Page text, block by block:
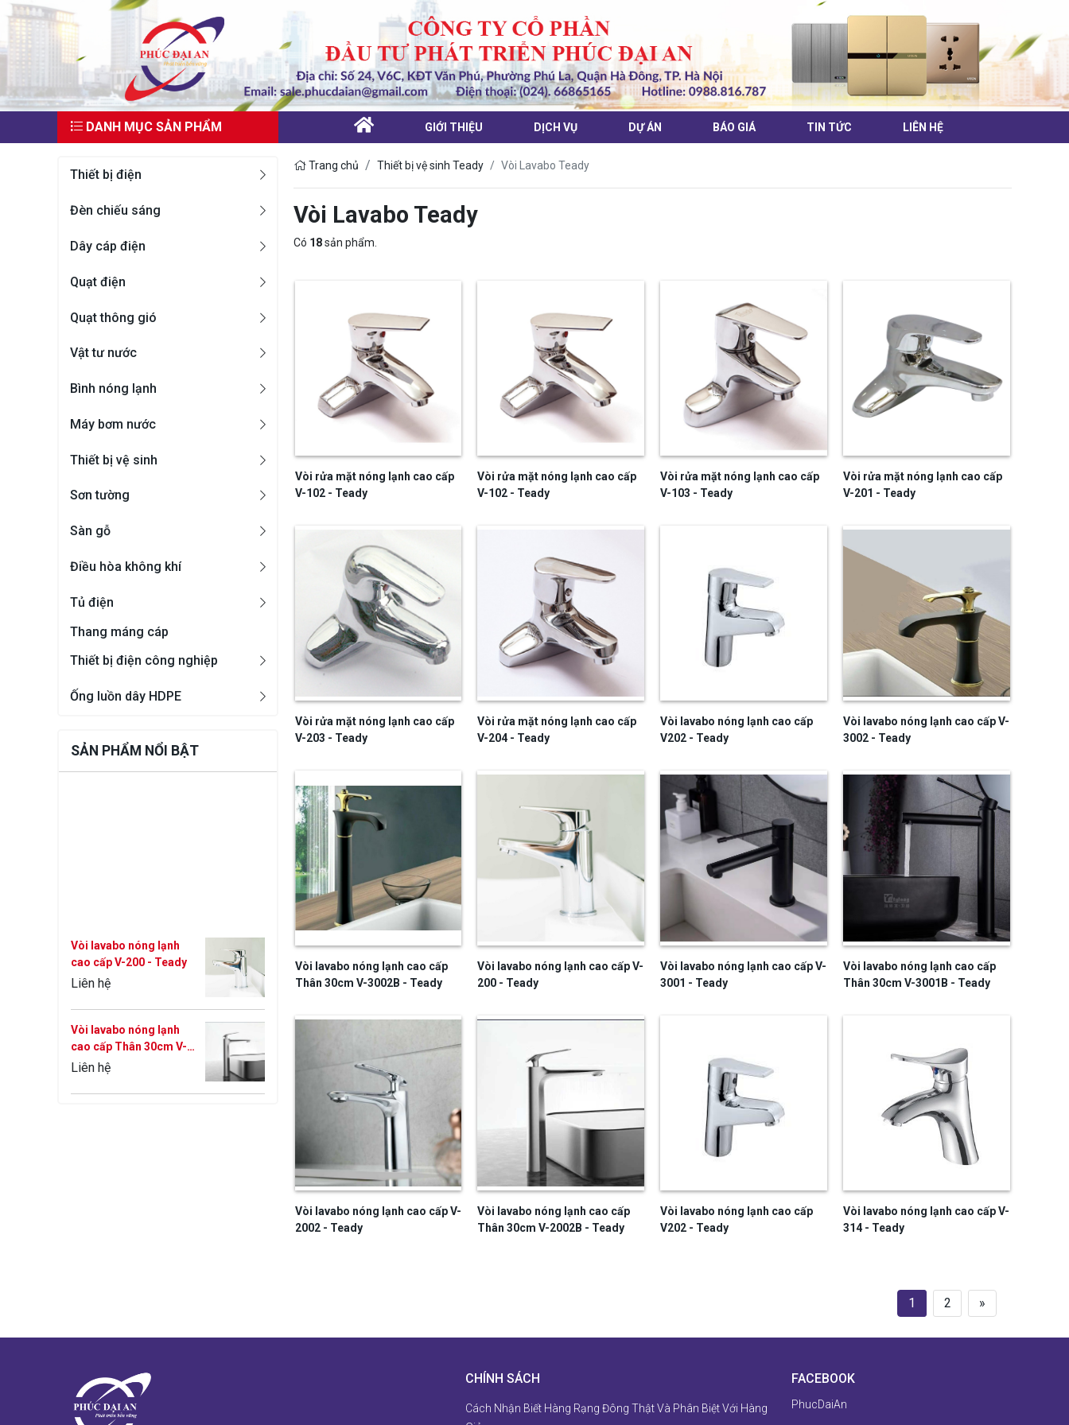
DANH MỤC SẢN PHẨM GIỚI THIỆU DỊCH VỤ DỰ ÁN BÁO GIÁ TIN TỨC LIÊN HỆ
Thiết bị điện
Đèn chiếu sáng
Dây cáp điện
Quạt điện
Quạt thông gió
Vật tư nước
Bình nóng lạnh
Máy bơm nước
Thiết bị vệ sinh
Sơn tường
Sàn gỗ
Điều hòa không khí
Tủ điện
Thang máng cáp
Thiết bị điện công nghiệp
Ống luồn dây HDPE
SẢN PHẨM NỔI BẬT
Liên hệ
2002B - Teady
Liên hệ
Vòi rửa mặt nóng lạnh
Trang chủ Thiết bị vệ sinh Teady Vòi Lavabo Teady
Vòi Lavabo Teady
Có 18sản phẩm.
Vòi rửa mặt nóng lạnh cao cấp
V-102 - Teady
Vòi rửa mặt nóng lạnh cao cấp
V-102 - Teady
Vòi rửa mặt nóng lạnh cao cấp
V-103 - Teady
Vòi rửa mặt nóng lạnh cao cấp
V-201 - Teady
Vòi rửa mặt nóng lạnh cao cấp
V-203 - Teady
Vòi rửa mặt nóng lạnh cao cấp
V-204 - Teady
Vòi lavabo nóng lạnh cao cấp
V202 - Teady
Vòi lavabo nóng lạnh cao cấp V-
3002 - Teady
Vòi lavabo nóng lạnh cao cấp
Thân 30cm V-3002B - Teady
Vòi lavabo nóng lạnh cao cấp V-
200 - Teady
Vòi lavabo nóng lạnh cao cấp V-
3001 - Teady
Vòi lavabo nóng lạnh cao cấp
Thân 30cm V-3001B - Teady
Vòi lavabo nóng lạnh cao cấp V-
2002 - Teady
Vòi lavabo nóng lạnh cao cấp
Thân 30cm V-2002B - Teady
Vòi lavabo nóng lạnh cao cấp
V202 - Teady
Vòi lavabo nóng lạnh cao cấp V-
314 - Teady
1 2 »
CHÍNH SÁCH
Cách Nhận Biết Hàng Rạng Đông Thật Và Phân Biệt Với Hàng
FACEBOOK
PhucDaiAn